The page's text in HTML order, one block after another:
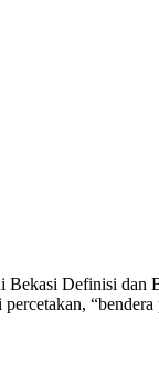
Definisi dan